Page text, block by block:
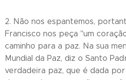
2. Não nos espantemos,
Francisco nos peça "um
caminho para a paz. Na sua
Mundial da Paz, diz o Santo
verdadeira paz, que é dada